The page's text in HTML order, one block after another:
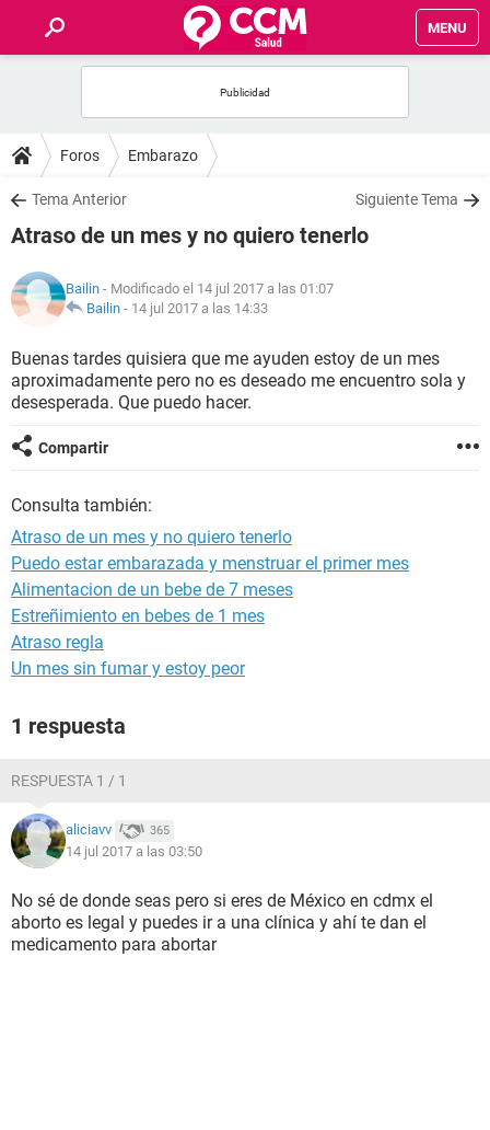
MENU
FOROS
SALUD
NUTRICIÓN
BIENESTAR
Foros Embarazo
Tema Anterior Siguiente Tema
Atraso de un mes y no quiero tenerlo
Bailin - Modificado el 14 jul 2017 a las 01:07
Bailin - 14 jul 2017 a las 14:33
Buenas tardes quisiera que me ayuden estoy de un mes
aproximadamente pero no es deseado me encuentro sola y
desesperada. Que puedo hacer.
Compartir
Consulta también:
Atraso de un mes y no quiero tenerlo
Puedo estar embarazada y menstruar el primer mes
Alimentacion de un bebe de 7 meses
Estreñimiento en bebes de 1 mes
Atraso regla
Un mes sin fumar y estoy peor
1 respuesta
RESPUESTA 1 / 1
aliciavv 365
14 jul 2017 a las 03:50
No sé de donde seas pero si eres de México en cdmx el
aborto es legal y puedes ir a una clínica y ahí te dan el
medicamento para abortar